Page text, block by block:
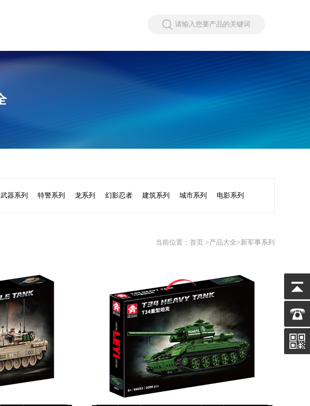
请输入您要产品的关键词
武器系列 特警系列 龙系列 幻影忍者 建筑系列 城市系列 电影系列
当前位置： 首页 >产品大全>新军事系列